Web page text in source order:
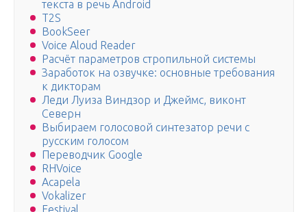
текста в речь Android
T2S
BookSeer
Voice Aloud Reader
Расчёт параметров стропильной системы
Заработок на озвучке: основные требования
к дикторам
Леди Луиза Виндзор и Джеймс, виконт
Северн
Выбираем голосовой синтезатор речи с
русским голосом
Переводчик Google
RHVoice
Acapela
Vokalizer
Festival